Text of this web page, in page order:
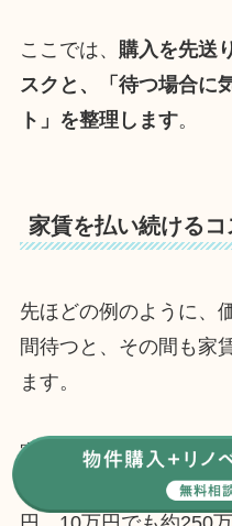
ここでは、 購入を先送
スクと、「待つ場合に
ト」を整理します。
家賃を払い続けるコ
先ほどの例のように、
間待つと、その間も家
ます。
家賃13万円のケースで
なりましたが、家賃が